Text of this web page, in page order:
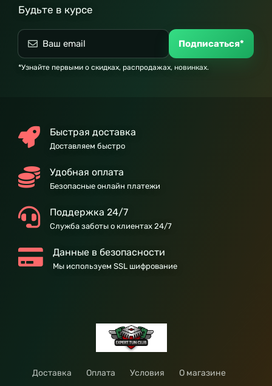
Будьте в курсе
Подписаться*
*Узнайте первыми о скидках, распродажах, новинках.
Быстрая доставка
Доставляем быстро
Удобная оплата
Безопасные онлайн платежи
Поддержка 24/7
Служба заботы о клиентах 24/7
Данные в безопасности
Мы используем SSL шифрование
Доставка Оплата Условия
О магазине